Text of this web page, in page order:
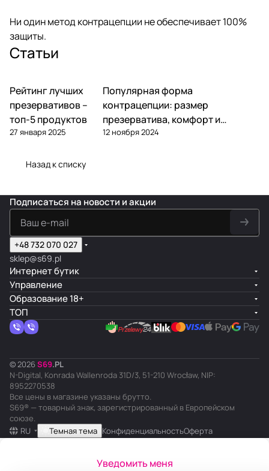
Ни один метод контрацепции не обеспечивает 100%
защиты.
Статьи
Рейтинг лучших
презервативов –
топ-5 продуктов
27 января 2025
Популярная форма
контрацепции: размер
презерватива, комфорт и
эффективность
12 ноября 2024
Назад к списку
Уведомить меня
Подписаться на новости и акции
+48 732 070 027
sklep@s69.pl
Интернет бутик
Управление
Образование 18+
ТОП
© 2026 S69.PL
N-Digital, Konrada Wallenroda 31D/3, 51-210 Wrocław, NIP:
8952270538
Все цены в магазине указаны брутто.
S69® — товарный знак, зарегистрированный в Европейском
союзе.
RU
Темная тема КонфиденциальностьОферта